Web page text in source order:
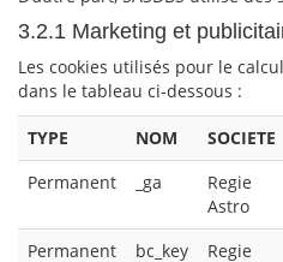
3.2.1 Marketing et
Les cookies utilisés pour le
dans le tableau ci-dessous :
TYPE NOM SOCIETE
Permanent
_ga
Regie
Astro
Permanent
bc_key Regie